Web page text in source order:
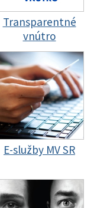
Transparentné
vnútro
E-služby MV SR